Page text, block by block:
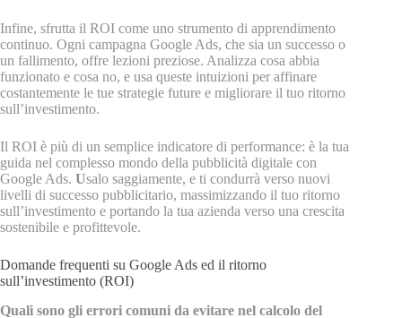
Infine, sfrutta il ROI come uno strumento di apprendimento
continuo. Ogni campagna Google Ads, che sia un successo o
un fallimento, offre lezioni preziose. Analizza cosa abbia
funzionato e cosa no, e usa queste intuizioni per affinare
costantemente le tue strategie future e migliorare il tuo ritorno
sull’investimento.
Il ROI è più di un semplice indicatore di performance: è la tua
guida nel complesso mondo della pubblicità digitale con
Google Ads. Usalo saggiamente, e ti condurrà verso nuovi
livelli di successo pubblicitario, massimizzando il tuo ritorno
sull’investimento e portando la tua azienda verso una crescita
sostenibile e profittevole.
Domande frequenti su Google Ads ed il ritorno
sull’investimento (ROI)
Quali sono gli errori comuni da evitare nel calcolo del